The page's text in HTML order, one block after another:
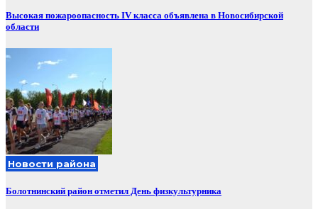
Высокая пожароопасность IV класса объявлена в Новосибирской
области
Новости района
Болотнинский район отметил День физкультурника